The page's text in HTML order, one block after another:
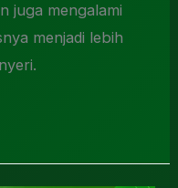
juga mengalami
menjadi lebih